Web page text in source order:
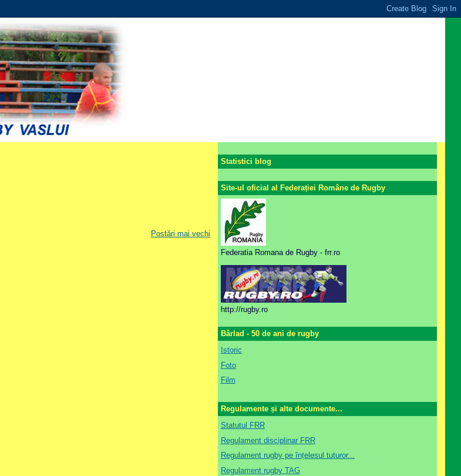
Postări mai vechi
Statistici blog
Site-ul oficial al Federației Române de Rugby
Federatia Romana de Rugby - frr.ro
http://rugby.ro
Bârlad - 50 de ani de rugby
Istoric
Foto
Film
Regulamente și alte documente...
Statutul FRR
Regulament disciplinar FRR
Regulament rugby pe înțelesul tuturor...
Regulament rugby TAG